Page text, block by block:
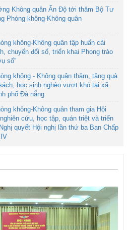
Không quân Ấn Độ tới thăm Bộ Tư
Phòng không-Không quân
không-Không quân tập huấn cải
chuyển đổi số, triển khai Phong trào
số”
không - Không quân thăm, tặng quà
học sinh nghèo vượt khó tại xã
phố Đà nẵng
không-Không quân tham gia Hội
cứu, học tập, quán triệt và triển
quyết Hội nghị lần thứ ba Ban Chấp